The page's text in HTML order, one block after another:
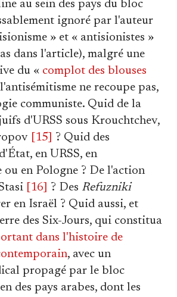
au sein des pays du bloc
ignoré par l'auteur
» et « antisionistes »
dans l'article), malgré une
du « complot des blouses
ne recoupe pas,
communiste. Quid de la
d'URSS sous Krouchtchev,
[15]
? Quid des
en URSS, en
ou en Pologne ? De l'action
[16] ? Des Refuzniki
en Israël ? Quid aussi, et
des Six-Jours, qui constitua
dans l'histoire de
, avec un
propagé par le bloc
des pays arabes, dont les